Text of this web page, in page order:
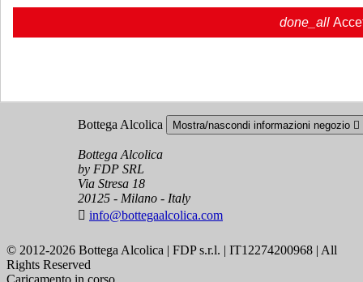
Mostra/nascondi i link del tuo account
Bottega Alcolica Mostra/nascondi informazioni negozio 
Bottega Alcolica
by FDP SRL
Via Stresa 18
20125 - Milano - Italy
 info@bottegaalcolica.com
© 2012-2026 Bottega Alcolica | FDP s.r.l. | IT12274200968 | All
Rights Reserved
Caricamento in corso ...
done_all